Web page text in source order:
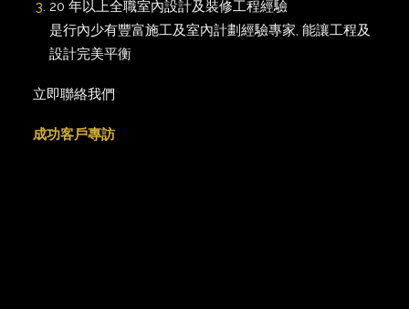
20 年以上全職室內設計及裝修工程經驗
是行內少有豐富施工及室內計劃經驗專家, 能讓工程及
設計完美平衡
立即聯絡我們
成功客戶專訪